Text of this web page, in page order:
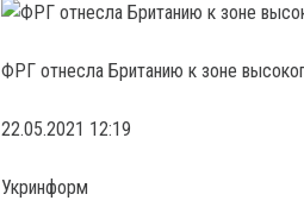
ФРГ отнесла Британию к зоне
22.05.2021 12:19
Укринформ